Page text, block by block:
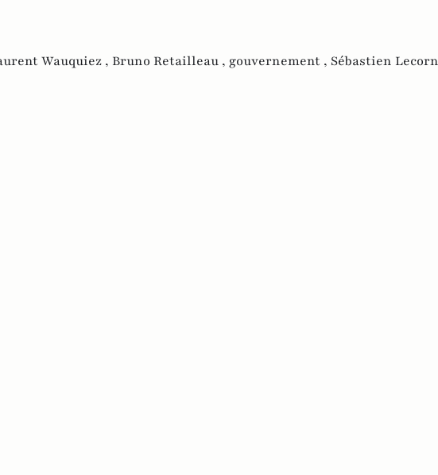
Wauquiez , Bruno Retailleau , gouvernement , Sébastien